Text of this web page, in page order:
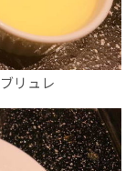
リュレ